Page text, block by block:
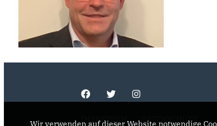
IMPRESSUM
DATENSCHUTZ
Wir verwenden auf dieser Website notwendige